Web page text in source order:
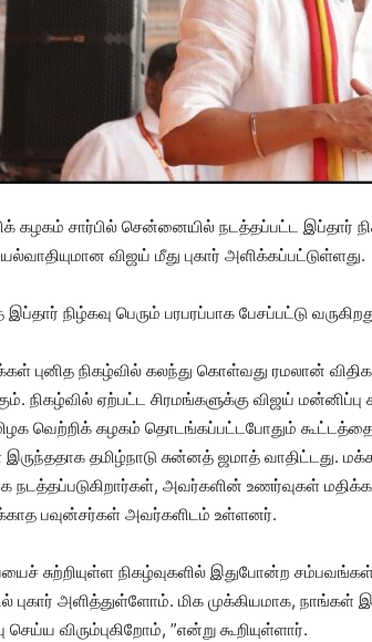
கழகம் சார்பில் சென்னையில் நடத்தப்பட்ட இப்தார்
விஜய் மீது புகார் அளிக்கப்பட்டுள்ளது.
நிழ்கவு பெரும் பரபரப்பாக பேசப்பட்டு
புனித நிகழ்வில் கலந்து கொள்வது ரமலான்
நிகழ்வில் ஏற்பட்ட சிரமங்களுக்கு விஜய்
வெற்றிக் கழகம் தொடங்கப்பட்டபோதும்
இருந்ததாக தமிழ்நாடு சுன்னத் ஜமாத் வாதிட்டது.
நடத்தப்படுகிறார்கள், அவர்களின் உணர்வுகள்
பவுன்சர்கள் அவர்களிடம் உள்ளனர்.
சுற்றியுள்ள நிகழ்வுகளில் இதுபோன்ற
புகார் அளித்துள்ளோம். மிக முக்கியமாக,
விரும்புகிறோம், ”என்று கூறியுள்ளார்.